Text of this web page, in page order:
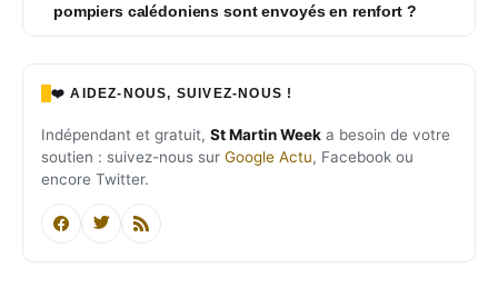
pompiers calédoniens sont envoyés en renfort ?
❤️ AIDEZ-NOUS, SUIVEZ-NOUS !
Indépendant et gratuit, St Martin Week a besoin de votre
soutien : suivez-nous sur Google Actu, Facebook ou
encore Twitter.